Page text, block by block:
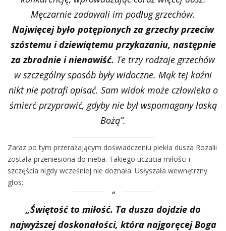
Męczarnie zadawali im podług grzechów.
Najwięcej było potępionych za grzechy przeciw
szóstemu i dziewiątemu przykazaniu, następnie
za zbrodnie i nienawiść. Te trzy rodzaje grzechów
w szczególny sposób były widoczne. Mąk tej kaźni
nikt nie potrafi opisać. Sam widok może człowieka o
śmierć przyprawić, gdyby nie był wspomagany łaską
Bożą”.
Zaraz po tym przerażającym doświadczeniu piekła dusza Rozalii
została przeniesiona do nieba. Takiego uczucia miłości i
szczęścia nigdy wcześniej nie doznała. Usłyszała wewnętrzny
głos:
„Świętość to miłość. Ta dusza dojdzie do
najwyższej doskonałości, która najgoręcej Boga